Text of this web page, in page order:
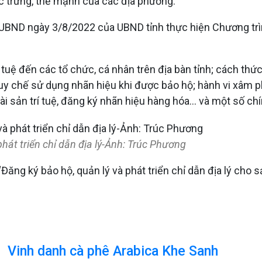
ngày 3/8/2022 của UBND tỉnh thực hiện Chương
đến các tổ chức, cá nhân trên địa bàn tỉnh; cách
chế sử dụng nhãn hiệu khi được bảo hộ; hành vi xâm
sản trí tuệ, đăng ký nhãn hiệu hàng hóa... và một số
triển chỉ dẫn địa lý-Ảnh: Trúc Phương
ký bảo hộ, quản lý và phát triển chỉ dẫn địa lý cho
Vinh danh cà phê Arabica Khe Sanh